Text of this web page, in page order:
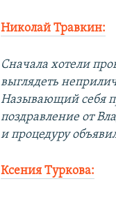
Николай Травкин:
Сначала хотели
выглядеть
Называющий себя
поздравление от
и процедуру
Ксения Туркова: